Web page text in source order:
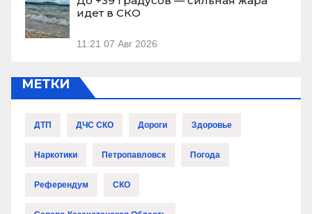
идет в СКО
11:21 07 Авг 2026
МЕТКИ
ДТП ДЧС СКО Дороги Здоровье
Наркотики Петропавловск Погода
Референдум СКО